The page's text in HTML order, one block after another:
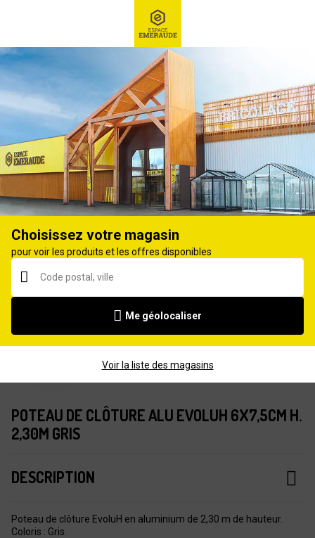
Ex : Robot tondeuse, ...
Clôture aluminium
POTEAU DE CLÔTURE ALU EVOLUH 6X7,5CM H.
2,30M GRIS
DESCRIPTION
Poteau de clôture EvoluH en aluminium de 2,30 m de hauteur.
Coloris : Gris.
Choisissez votre magasin
pour voir les produits et les offres disponibles
Me géolocaliser
Voir la liste des magasins